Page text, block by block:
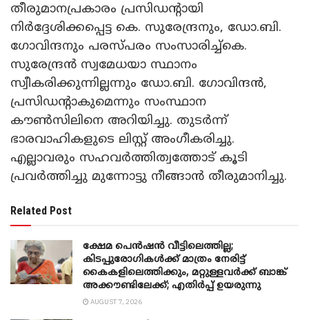
തീരുമാനപ്രകാരം പ്രസിഡന്റായി
നിർദ്ദേശിക്കപ്പെട്ട കെ. സുരേന്ദ്രനും, ഡോ.ബി.
ഗോവിന്ദനും പരസ്പരം സംസാരിച്ച്കെ.
സുരേന്ദ്രൻ സ്വമേധയാ സ്ഥാനം
സ്വീകരിക്കുന്നില്ലന്നും ഡോ.ബി. ഗോവിന്ദൻ,
പ്രസിഡന്റാകുമെന്നും സംസ്ഥാന
കൗൺസിലിനെ അറിയിച്ചു. തുടർന്ന്
ഭാരവാഹികളുടെ ലിസ്റ്റ് അംഗീകരിച്ചു.
എല്ലാവരും സഹവർത്തിത്വത്തോട് കൂടി
പ്രവർത്തിച്ചു മുന്നോട്ടു നീങ്ങാൻ തീരുമാനിച്ചു.
Related Post
ക്ഷേമ പെൻഷൻ വീട്ടിലെത്തില്ല;
കിടപ്പുരോഗികൾക്ക് മാത്രം നേരിട്ട്
കൈകളിലെത്തിക്കും, മറ്റുള്ളവർക്ക് ബാങ്ക്
അക്കൗണ്ടിലേക്ക്; എതിർപ്പ് ഉയരുന്നു
AUGUST 7, 2026